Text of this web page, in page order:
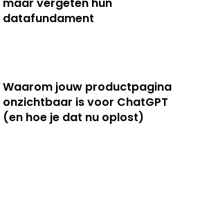
datafundament
Waarom jouw productpagina
onzichtbaar is voor ChatGPT
(en hoe je dat nu oplost)